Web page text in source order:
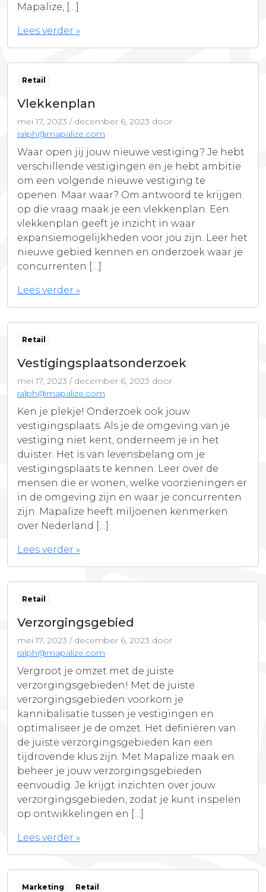
Mapalize, […]
Lees verder »
Retail
Vlekkenplan
mei 17, 2023 / december 6, 2023 door
ralph@mapalize.com
Waar open jij jouw nieuwe vestiging? Je hebt
verschillende vestigingen en je hebt ambitie
om een volgende nieuwe vestiging te
openen. Maar waar? Om antwoord te krijgen
op die vraag maak je een vlekkenplan. Een
vlekkenplan geeft je inzicht in waar
expansiemogelijkheden voor jou zijn. Leer het
nieuwe gebied kennen en onderzoek waar je
concurrenten […]
Lees verder »
Retail
Vestigingsplaatsonderzoek
mei 17, 2023 / december 6, 2023 door
ralph@mapalize.com
Ken je plekje! Onderzoek ook jouw
vestigingsplaats. Als je de omgeving van je
vestiging niet kent, onderneem je in het
duister. Het is van levensbelang om je
vestigingsplaats te kennen. Leer over de
mensen die er wonen, welke voorzieningen er
in de omgeving zijn en waar je concurrenten
zijn. Mapalize heeft miljoenen kenmerken
over Nederland […]
Lees verder »
Retail
Verzorgingsgebied
mei 17, 2023 / december 6, 2023 door
ralph@mapalize.com
Vergroot je omzet met de juiste
verzorgingsgebieden! Met de juiste
verzorgingsgebieden voorkom je
kannibalisatie tussen je vestigingen en
optimaliseer je de omzet. Het definiëren van
de juiste verzorgingsgebieden kan een
tijdrovende klus zijn. Met Mapalize maak en
beheer je jouw verzorgingsgebieden
eenvoudig. Je krijgt inzichten over jouw
verzorgingsgebieden, zodat je kunt inspelen
op ontwikkelingen en […]
Lees verder »
Marketing Retail